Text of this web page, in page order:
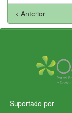
< Anterior
Suportado por